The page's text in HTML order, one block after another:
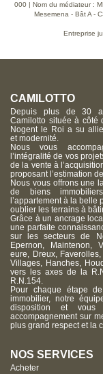
000 | Nom du médiateur :
Mesemena - Bât A -
Entreprise
CAMILOTTO
Depuis plus de 30
Camilotto située à côté
Nogent le Roi a su
et modernité.
Nous vous
l’intégralité de vos
de la vente à
proposant l’estimation
Nous vous offrons une
de biens
l’appartement à la belle
oublier les terrains à
Grâce à un ancrage
une parfaite
sur les secteurs de
Epernon, Maintenon,
eure, Dreux,
Villages, Hanches,
vers les axes de la
R.N.154.
Pour chaque étape
immobilier, notre
disposition et vous
accompagnement sur
plus grand respect et la
NOS SERVICES
Acheter